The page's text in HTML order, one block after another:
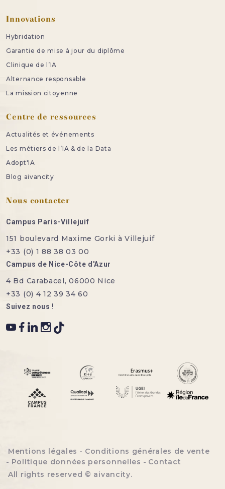
Innovations
Hybridation
Garantie de mise à jour du diplôme
Clinique de l’IA
Alternance responsable
La mission citoyenne
Centre de ressources
Actualités et événements
Les métiers de l’IA & de la Data
Adopt'IA
Blog aivancity
Nous contacter
Campus Paris-Villejuif
151 boulevard Maxime Gorki à Villejuif
+33 (0) 1 88 38 03 00
Campus de Nice-Côte d'Azur
4 Bd Carabacel, 06000 Nice
+33 (0) 4 12 39 34 60
Suivez nous !
Menu bottom footer
Mentions légales
Conditions générales de vente
Politique données personnelles
Contact
All rights reserved © aivancity.